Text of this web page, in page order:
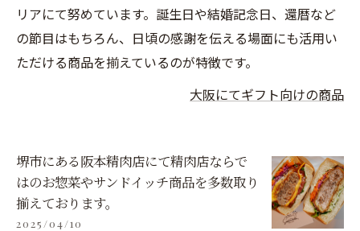
リアにて努めています。誕生日や結婚記念日、還暦など
の節目はもちろん、日頃の感謝を伝える場面にも活用い
ただける商品を揃えているのが特徴です。
大阪にてギフト向けの商品
堺市にある阪本精肉店にて精肉店ならで
はのお惣菜やサンドイッチ商品を多数取り
揃えております。
2025/04/10